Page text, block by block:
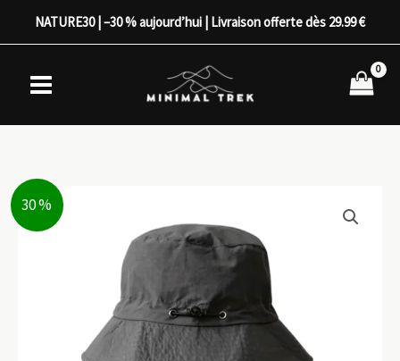
NATURE30 | –30 % aujourd’hui | Livraison offerte dès 29.99 €
30 %